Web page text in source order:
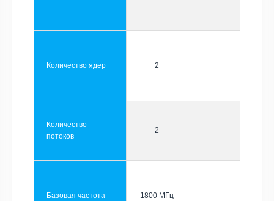
Количество ядер 2
Количество
потоков
2
Базовая частота 1800 МГц